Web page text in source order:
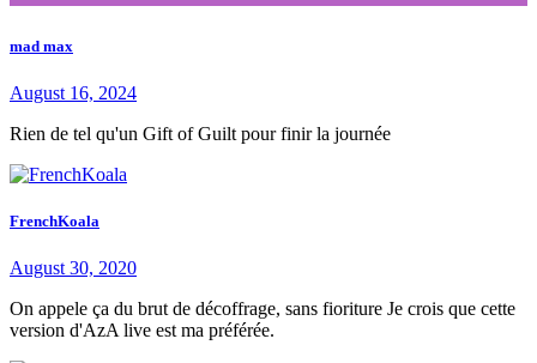
mad max
August 16, 2024
Rien de tel qu'un Gift of Guilt pour finir la journée
FrenchKoala
August 30, 2020
On appele ça du brut de décoffrage, sans fioriture Je crois que cette
version d'AzA live est ma préférée.